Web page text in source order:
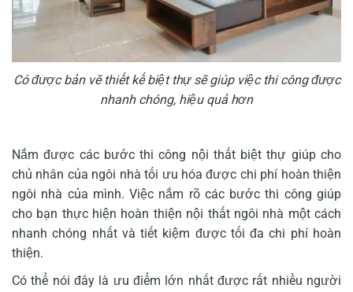
Có được bản vẽ thiết kế biệt thự sẽ giúp việc thi công được
nhanh chóng, hiệu quả hơn
Nắm được các bước thi công nội thất biệt thự giúp cho
chủ nhân của ngôi nhà tối ưu hóa được chi phí hoàn thiện
ngôi nhà của mình. Việc nắm rõ các bước thi công giúp
cho bạn thực hiện hoàn thiện nội thất ngôi nhà một cách
nhanh chóng nhất và tiết kiệm được tối đa chi phí hoàn
thiện.
Có thể nói đây là ưu điểm lớn nhất được rất nhiều người